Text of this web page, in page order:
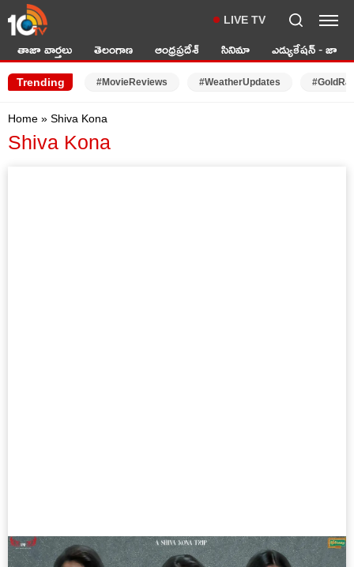
LIVE TV
తాజా వార్తలు తెలంగాణ ఆంధ్రప్రదేశ్ సినిమా ఎడ్యుకేషన్ - జాబ్స్
Trending #MovieReviews #WeatherUpdates
Home » Shiva Kona
Shiva Kona